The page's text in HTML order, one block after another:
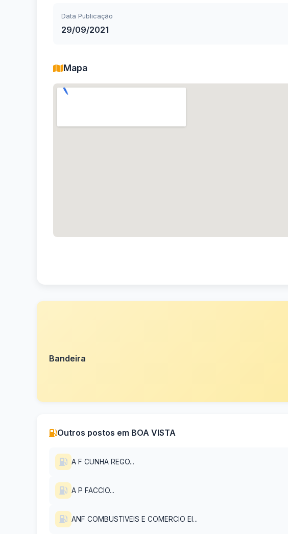
Data Publicação
29/09/2021
Mapa
Bandeira
Outros postos em BOA VISTA
A F CUNHA REGO...
A P FACCIO...
ANF COMBUSTIVEIS E COMERCIO EI...